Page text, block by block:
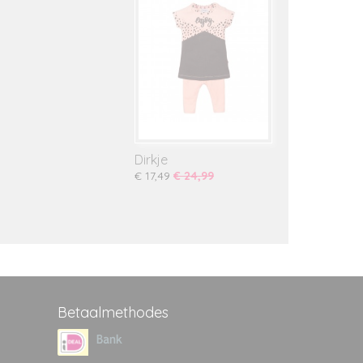
Dirkje
€ 17,49 € 24,99
Betaalmethodes